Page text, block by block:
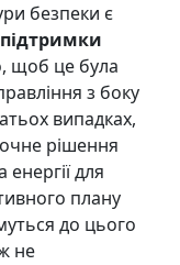
безпеки є
підтримки
щоб це була
з боку
випадках,
рішення
для
плану
до цього
не